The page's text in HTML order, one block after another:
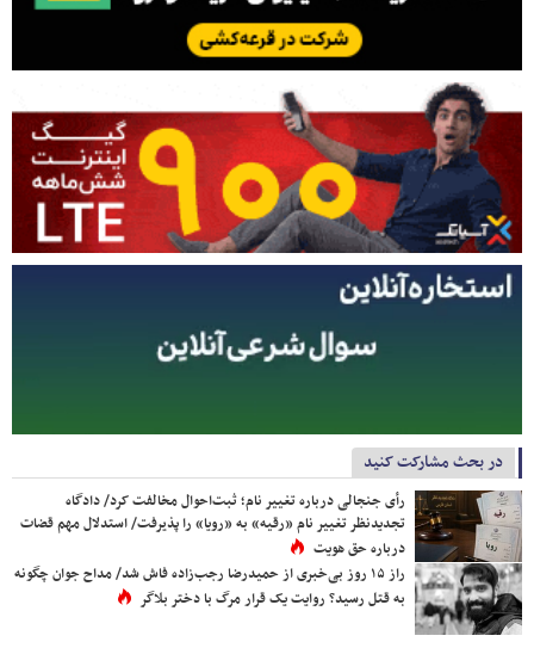
در بحث مشارکت کنید
رأی جنجالی درباره تغییر نام؛ ثبت‌احوال مخالفت کرد/ دادگاه
تجدیدنظر تغییر نام «رقیه» به «رویا» را پذیرفت/ استدلال مهم قضات
درباره حق هویت
راز ۱۵ روز بی‌خبری از حمیدرضا رجب‌زاده فاش شد/ مداح جوان چگونه
به قتل رسید؟ روایت یک قرار مرگ با دختر بلاگر